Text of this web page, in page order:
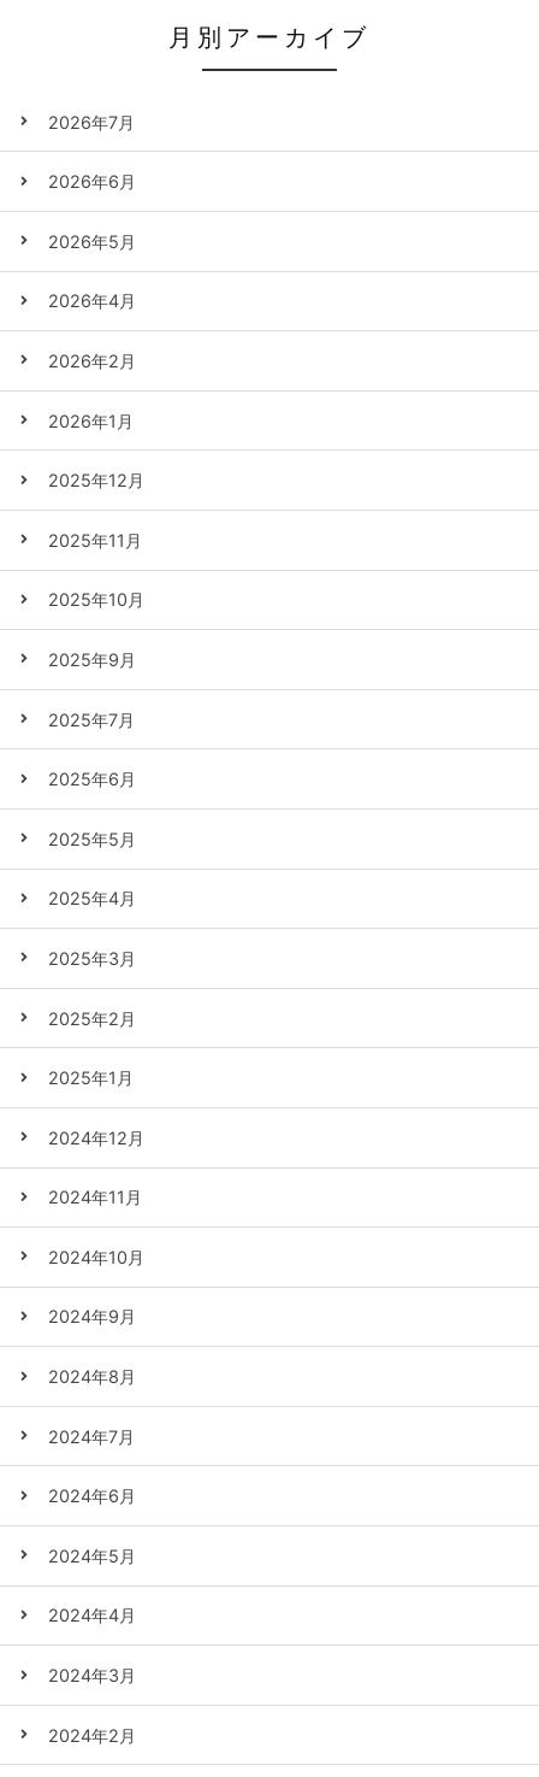
月別アーカイブ
2026年7月
2026年6月
2026年5月
2026年4月
2026年2月
2026年1月
2025年12月
2025年11月
2025年10月
2025年9月
2025年7月
2025年6月
2025年5月
2025年4月
2025年3月
2025年2月
2025年1月
2024年12月
2024年11月
2024年10月
2024年9月
2024年8月
2024年7月
2024年6月
2024年5月
2024年4月
2024年3月
2024年2月